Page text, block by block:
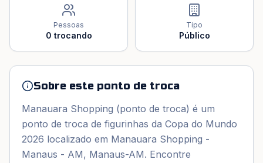
Pessoas
0 trocando
Tipo
Público
Sobre este ponto de troca
Manauara Shopping (ponto de troca) é um
ponto de troca de figurinhas da Copa do Mundo
2026 localizado em Manauara Shopping -
Manaus - AM, Manaus-AM. Encontre